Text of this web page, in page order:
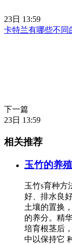
23日 13:59
卡特兰有哪些不同
下一篇
23日 13:59
相关推荐
玉竹的养
玉竹s育种方
好、排水良
土壤的置换
的养分。精
培育根茎后
中以保持它